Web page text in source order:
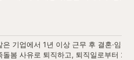
은 기업에서 1년 이상 근무 후 결혼·임신·
돌봄 사유로 퇴직하고, 퇴직일로부터 2